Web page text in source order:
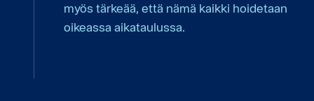
myös tärkeää, että nämä kaikki hoidetaan
oikeassa aikataulussa.